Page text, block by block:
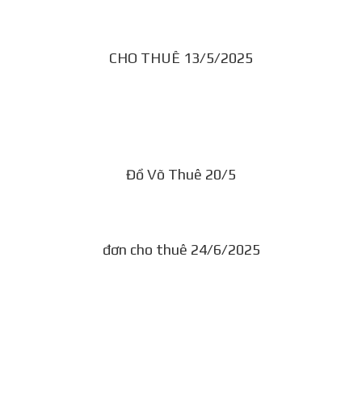
CHO THUÊ 13/5/2025
Đồ Võ Thuê 20/5
đơn cho thuê 24/6/2025